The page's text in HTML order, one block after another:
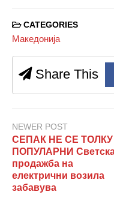
CATEGORIES
Македонија
Share This
NEWER POST
СЕПАК НЕ СЕ ТОЛКУ
ПОПУЛАРНИ
продажба на
електрични возила
забавува